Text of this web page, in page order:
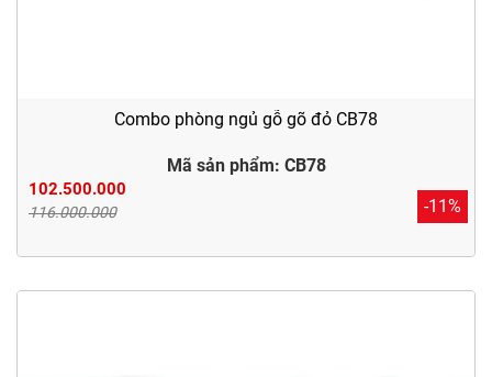
Combo phòng ngủ gỗ gõ đỏ CB78
Mã sản phẩm: CB78
102.500.000
116.000.000 -11%